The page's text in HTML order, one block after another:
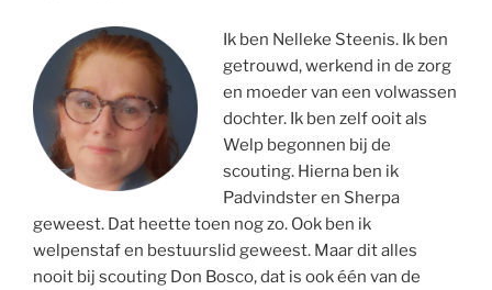
Ik ben Nelleke Steenis. Ik ben
getrouwd, werkend in de zorg
en moeder van een volwassen
dochter. Ik ben zelf ooit als
Welp begonnen bij de
scouting. Hierna ben ik
Padvindster en Sherpa
geweest. Dat heette toen nog zo. Ook ben ik
welpenstaf en bestuurslid geweest. Maar dit alles
nooit bij scouting Don Bosco, dat is ook één van de